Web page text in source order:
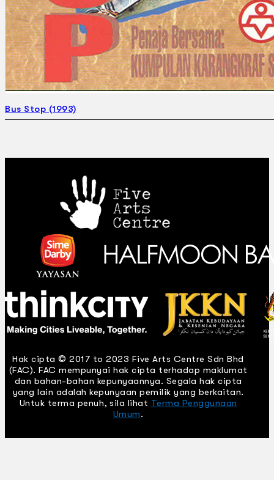
Bus Stop (1993)
Hak cipta © 2017 to 2023 Five Arts Centre Sdn Bhd
(FAC). FAC mempunyai hak cipta terhadap maklumat
dan bahan-bahan kepunyaannya. Segala hak cipta
yang lain adalah kepunyaan pemilik yang berkaitan.
Untuk terma penuh, sila lihat Terma Penggunaan
Umum.